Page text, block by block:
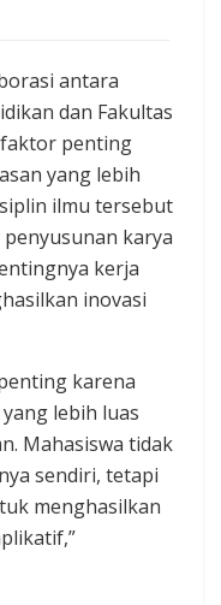
antara
dan Fakultas
faktor penting
yang lebih
ilmu tersebut
karya
kerja
inovasi
karena
lebih luas
Mahasiswa tidak
sendiri, tetapi
menghasilkan